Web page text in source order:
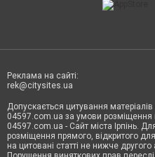
Реклама на сайті:
rek@citysites.ua
Допускається цитування
04597.com.ua за умови розміщення
04597.com.ua - Сайт міста Ірпінь.
розміщення прямого, відкритого
на цитовані статті не нижче